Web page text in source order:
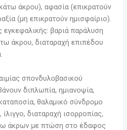
άκρου), αφασία (επικρατούν
(μη επικρατούν ημισφαίριο).
εγκεφαλικής: βαριά παράλυση
άκρου, διαταραχή επιπέδου
σπονδυλοβασικού
διπλωπία, ημιανοψία,
θαλαμικό σύνδρομο
διαταραχή ισορροπίας,
άκρων με πτώση στο έδαφος